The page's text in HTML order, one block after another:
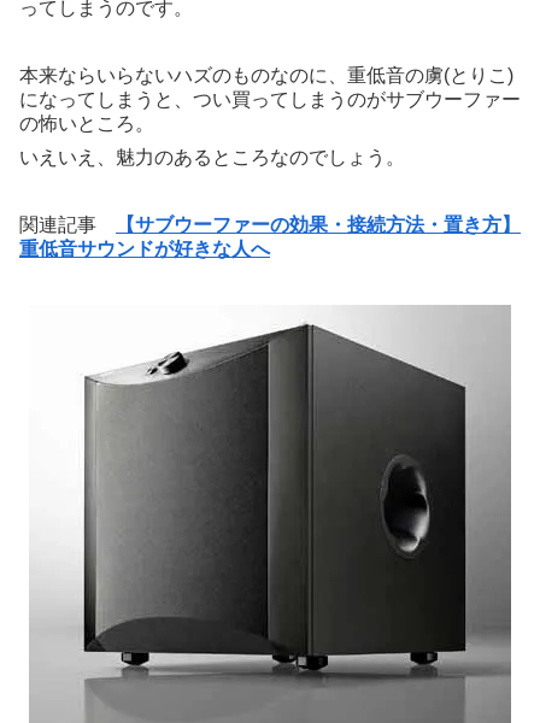
ってしまうのです。
本来ならいらないハズのものなのに、重低音の虜(とりこ)
になってしまうと、つい買ってしまうのがサブウーファー
の怖いところ。
いえいえ、魅力のあるところなのでしょう。
関連記事
【サブウーファーの効果・接続方法・置き方】
重低音サウンドが好きな人へ